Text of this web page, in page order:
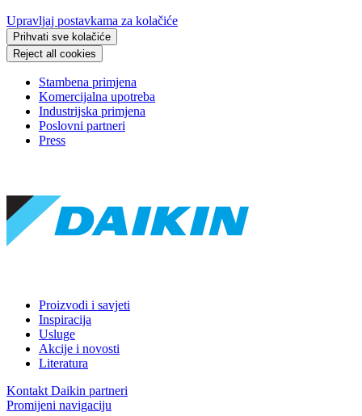
Upravljaj postavkama za kolačiće
Prihvati sve kolačiće
Reject all cookies
Stambena primjena
Komercijalna upotreba
Industrijska primjena
Poslovni partneri
Press
Proizvodi i savjeti
Inspiracija
Usluge
Akcije i novosti
Literatura
Kontakt Daikin partneri
Promijeni navigaciju